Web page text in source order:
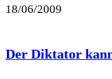
18/06/2009
Der Diktator